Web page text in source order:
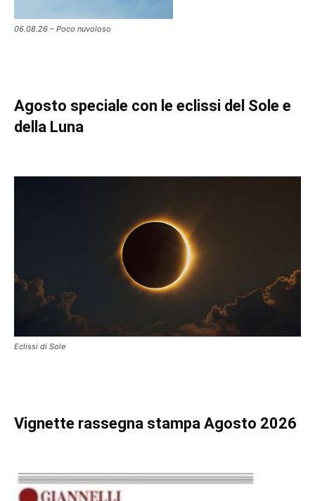
06.08.26 – Poco nuvoloso
Agosto speciale con le eclissi del Sole e
della Luna
Eclissi di Sole
Vignette rassegna stampa Agosto 2026